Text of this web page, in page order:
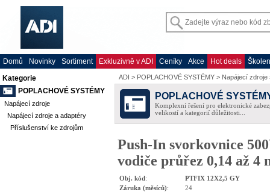
Domů Novinky Sortiment Exkluzivně v ADI Ceníky Akce Hot deals
Kategorie
POPLACHOVÉ SYSTÉMY
Napájecí zdroje
Napájecí zdroje a adaptéry
Příslušenství ke zdrojům
ADI > POPLACHOVÉ SYSTÉMY > Napájecí zdroje
POPLACHOVÉ
Komplexní řešení pro elektronické
velikostí a kategorií důležitosti...
Push-In svorkovnice
vodiče průřez 0,14 až 4
Obj. kód:
PTFIX 12X2,5 GY
Záruka (měsíců):
24